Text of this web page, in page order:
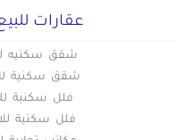
عقارات
شقق سكنيه
شقق سكنية
فلل سكنية
فلل سكنية